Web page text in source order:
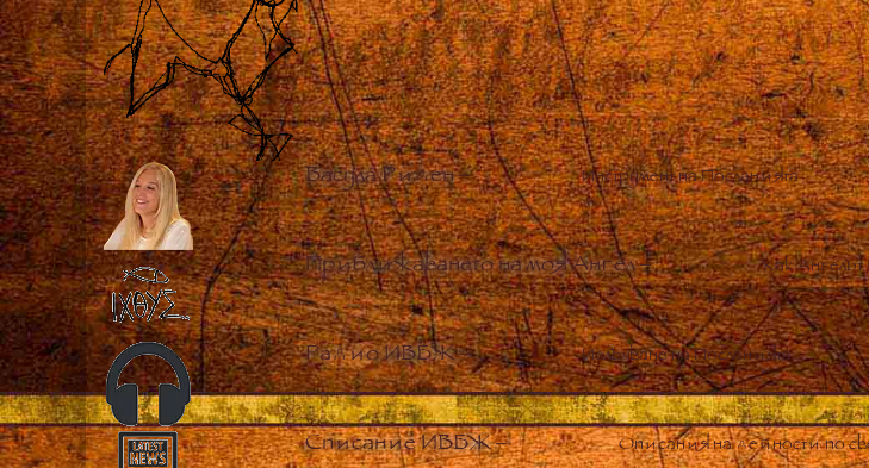
Васула Риден– Инструмент на Посланията
Приближаването на моя Ангел– Как
Радио ИВБЖ– Излъчване на Посланията
Списание ИВБЖ– Описания на дейности по